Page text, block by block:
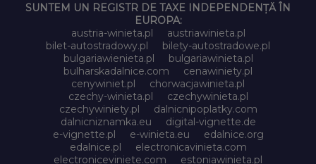
SUNTEM UN REGISTR DE TAXE INDEPENDENȚĂ ÎN
EUROPA:
austria-winieta.pl
austriawinieta.pl
bilet-autostradowy.pl
bilety-autostradowe.pl
bulgariawienieta.pl
bulgariawinieta.pl
bulharskadalnice.com
cenawiniety.pl
cenywiniet.pl
chorwacjawinieta.pl
czechy-winieta.pl
czechywinieta.pl
czechywiniety.pl
dalnicnipoplatky.com
dalnicniznamka.eu
digital-vignette.de
e-vignette.pl
e-winieta.eu
edalnice.org
edalnice.pl
electronicavinieta.com
electroniceviniete.com
estoniawinieta.pl